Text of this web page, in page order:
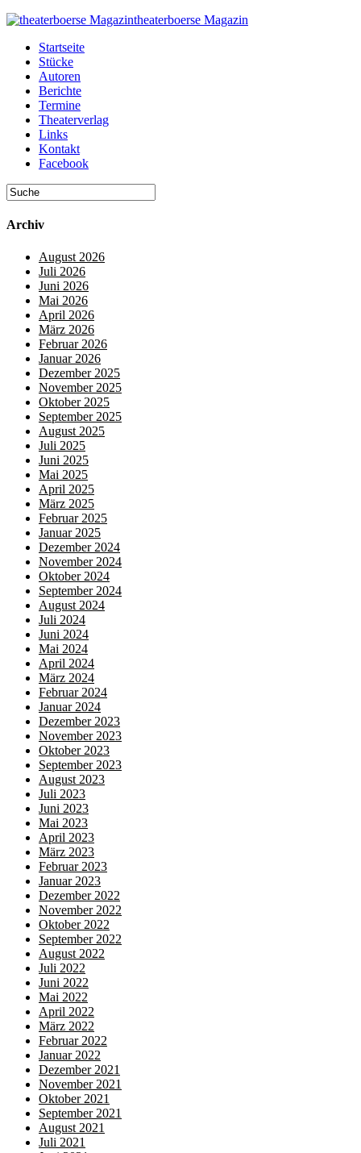
theaterboerse Magazin
Startseite
Stücke
Autoren
Berichte
Termine
Theaterverlag
Links
Kontakt
Facebook
Archiv
August 2026
Juli 2026
Juni 2026
Mai 2026
April 2026
März 2026
Februar 2026
Januar 2026
Dezember 2025
November 2025
Oktober 2025
September 2025
August 2025
Juli 2025
Juni 2025
Mai 2025
April 2025
März 2025
Februar 2025
Januar 2025
Dezember 2024
November 2024
Oktober 2024
September 2024
August 2024
Juli 2024
Juni 2024
Mai 2024
April 2024
März 2024
Februar 2024
Januar 2024
Dezember 2023
November 2023
Oktober 2023
September 2023
August 2023
Juli 2023
Juni 2023
Mai 2023
April 2023
März 2023
Februar 2023
Januar 2023
Dezember 2022
November 2022
Oktober 2022
September 2022
August 2022
Juli 2022
Juni 2022
Mai 2022
April 2022
März 2022
Februar 2022
Januar 2022
Dezember 2021
November 2021
Oktober 2021
September 2021
August 2021
Juli 2021